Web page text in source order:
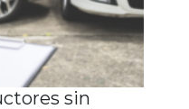
sin